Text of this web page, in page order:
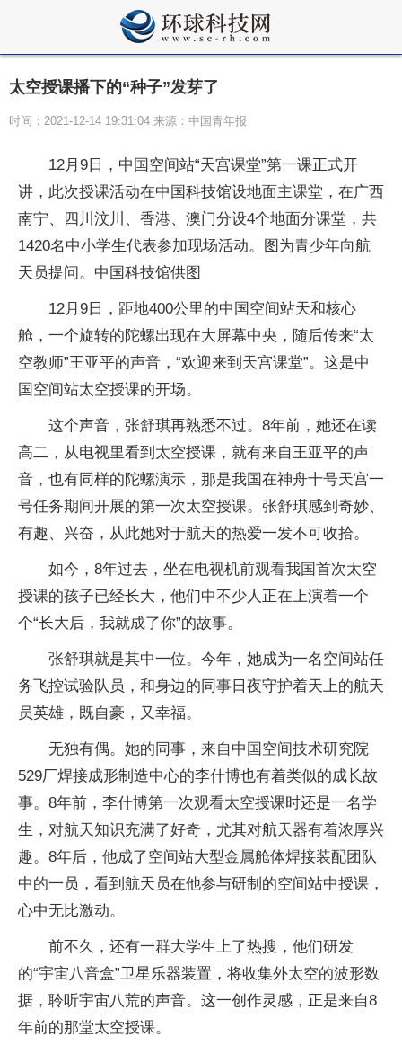
太空授课播下的“种子”发芽了
时间：2021-12-14 19:31:04 来源：中国青年报
12月9日，中国空间站“天宫课堂”第一课正式开
讲，此次授课活动在中国科技馆设地面主课堂，在广西
南宁、四川汶川、香港、澳门分设4个地面分课堂，共
1420名中小学生代表参加现场活动。图为青少年向航
天员提问。中国科技馆供图
12月9日，距地400公里的中国空间站天和核心
舱，一个旋转的陀螺出现在大屏幕中央，随后传来“太
空教师”王亚平的声音，“欢迎来到天宫课堂”。这是中
国空间站太空授课的开场。
这个声音，张舒琪再熟悉不过。8年前，她还在读
高二，从电视里看到太空授课，就有来自王亚平的声
音，也有同样的陀螺演示，那是我国在神舟十号天宫一
号任务期间开展的第一次太空授课。张舒琪感到奇妙、
有趣、兴奋，从此她对于航天的热爱一发不可收拾。
如今，8年过去，坐在电视机前观看我国首次太空
授课的孩子已经长大，他们中不少人正在上演着一个
个“长大后，我就成了你”的故事。
张舒琪就是其中一位。今年，她成为一名空间站任
务飞控试验队员，和身边的同事日夜守护着天上的航天
员英雄，既自豪，又幸福。
无独有偶。她的同事，来自中国空间技术研究院
529厂焊接成形制造中心的李什博也有着类似的成长故
事。8年前，李什博第一次观看太空授课时还是一名学
生，对航天知识充满了好奇，尤其对航天器有着浓厚兴
趣。8年后，他成了空间站大型金属舱体焊接装配团队
中的一员，看到航天员在他参与研制的空间站中授课，
心中无比激动。
前不久，还有一群大学生上了热搜，他们研发
的“宇宙八音盒”卫星乐器装置，将收集外太空的波形数
据，聆听宇宙八荒的声音。这一创作灵感，正是来自8
年前的那堂太空授课。